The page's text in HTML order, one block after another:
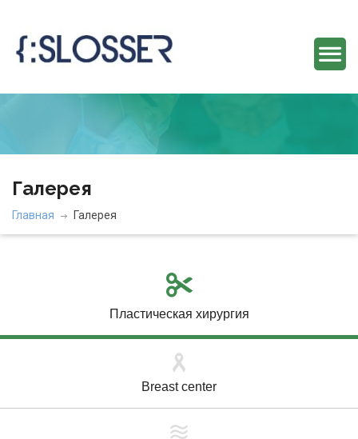
Галерея
Главная Галерея
Пластическая хирургия
Breast center